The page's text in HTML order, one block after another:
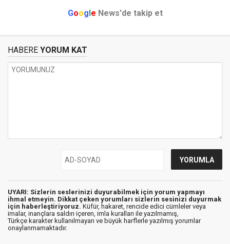
Google News'de takip et
HABERE YORUM KAT
UYARI: Sizlerin seslerinizi duyurabilmek için yorum yapmayı
ihmal etmeyin. Dikkat çeken yorumları sizlerin sesinizi duyurmak
için haberleştiriyoruz. Küfür, hakaret, rencide edici cümleler veya
imalar, inançlara saldırı içeren, imla kuralları ile yazılmamış,
Türkçe karakter kullanılmayan ve büyük harflerle yazılmış yorumlar
onaylanmamaktadır.